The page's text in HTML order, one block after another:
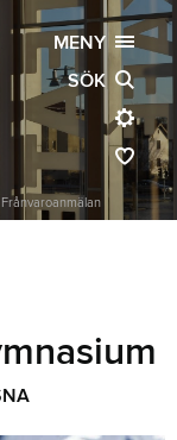
MENY
SÖK
Frånvaroanmälan